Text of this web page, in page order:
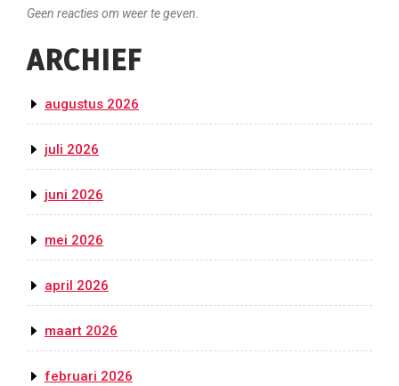
Geen reacties om weer te geven.
ARCHIEF
augustus 2026
juli 2026
juni 2026
mei 2026
april 2026
maart 2026
februari 2026